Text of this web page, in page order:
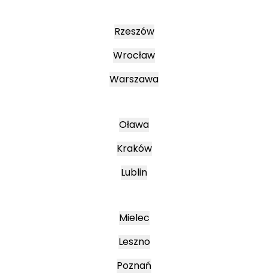
Rzeszów
Wrocław
Warszawa
Oława
Kraków
Lublin
Mielec
Leszno
Poznań